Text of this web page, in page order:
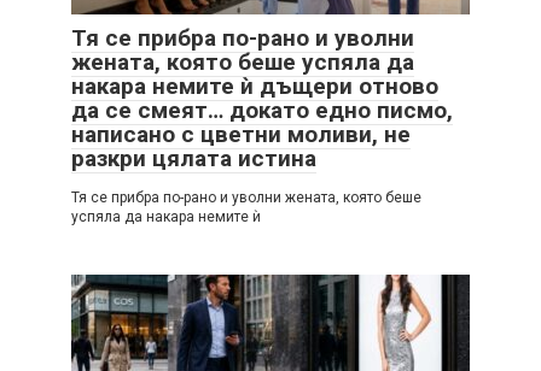
Тя се прибра по-рано и уволни
жената, която беше успяла да
накара немите ѝ дъщери отново
да се смеят… докато едно писмо,
написано с цветни моливи, не
разкри цялата истина
Тя се прибра по-рано и уволни жената, която беше
успяла да накара немите ѝ